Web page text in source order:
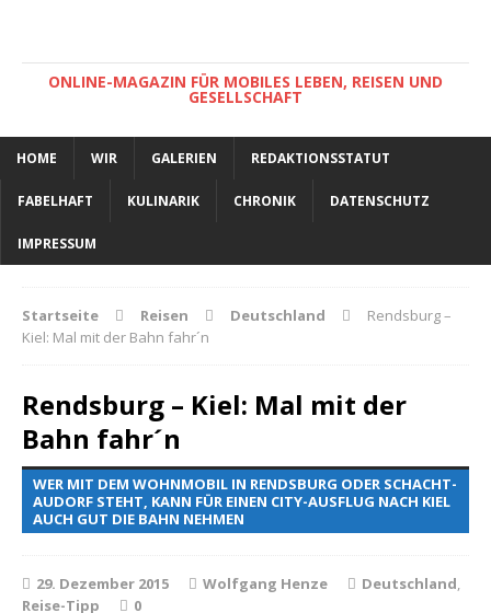
ONLINE-MAGAZIN FÜR MOBILES LEBEN, REISEN UND
GESELLSCHAFT
HOME WIR GALERIEN REDAKTIONSSTATUT
FABELHAFT KULINARIK CHRONIK DATENSCHUTZ
IMPRESSUM
Startseite Reisen Deutschland
Rendsburg –
Kiel: Mal mit der Bahn fahr´n
Rendsburg – Kiel: Mal mit der
Bahn fahr´n
WER MIT DEM WOHNMOBIL IN RENDSBURG ODER SCHACHT-
AUDORF STEHT, KANN FÜR EINEN CITY-AUSFLUG NACH KIEL
AUCH GUT DIE BAHN NEHMEN
29. Dezember 2015 Wolfgang Henze Deutschland,
Reise-Tipp
0